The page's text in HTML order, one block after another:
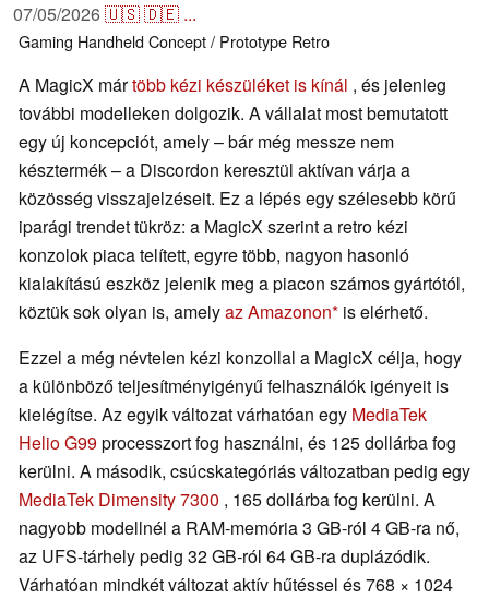
07/05/2026🇺🇸🇩🇪 ...
Gaming HandheldConcept / Prototype Retro
A MagicX mártöbb kézi készüléket is kínál , és jelenleg
további modelleken dolgozik. A vállalat most bemutatott
egy új koncepciót, amely – bár még messze nem
késztermék – a Discordon keresztül aktívan várja a
közösség visszajelzéseit. Ez a lépés egy szélesebb körű
iparági trendet tükröz: a MagicX szerint a retro kézi
konzolok piaca telített, egyre több, nagyon hasonló
kialakítású eszköz jelenik meg a piacon számos gyártótól,
köztük sok olyan is, amelyaz Amazonon is elérhető.
Ezzel a még névtelen kézi konzollal a MagicX célja, hogy
a különböző teljesítményigényű felhasználók igényeit is
kielégítse. Az egyik változat várhatóan egy MediaTek
Helio G99processzort fog használni, és 125 dollárba fog
kerülni. A második, csúcskategóriás változatban pedig egy
MediaTek Dimensity 7300 , 165 dollárba fog kerülni. A
nagyobb modellnél a RAM-memória 3 GB-ról 4 GB-ra nő,
az UFS-tárhely pedig 32 GB-ról 64 GB-ra duplázódik.
Várhatóan mindkét változat aktív hűtéssel és 768 × 1024